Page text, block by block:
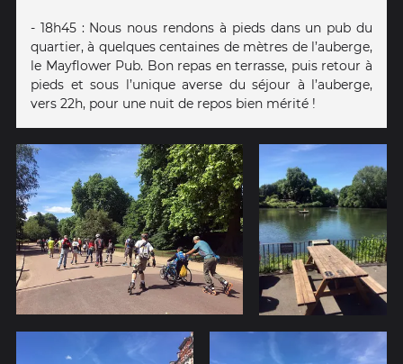
- 18h45 : Nous nous rendons à pieds dans un pub du
quartier, à quelques centaines de mètres de l’auberge,
le Mayflower Pub. Bon repas en terrasse, puis retour à
pieds et sous l’unique averse du séjour à l’auberge,
vers 22h, pour une nuit de repos bien mérité !